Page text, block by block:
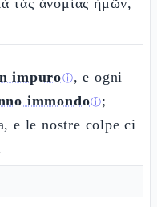
τὰς ἀνομίας ἡμῶν,
impuroⓘ, e ogni
immondoⓘ;
e le nostre colpe ci